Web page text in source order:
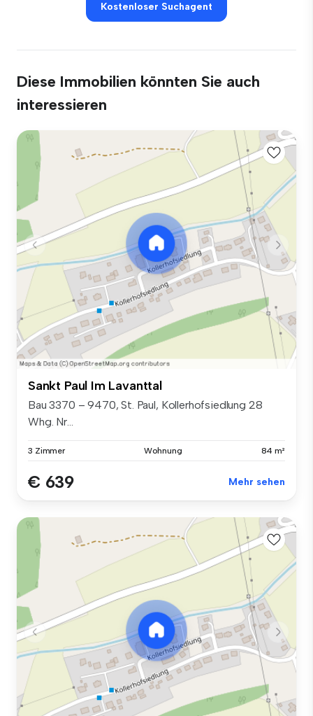
Kostenloser Suchagent
Diese Immobilien könnten Sie auch
interessieren
Sankt Paul Im Lavanttal
Bau 3370 – 9470, St. Paul, Kollerhofsiedlung 28
Whg. Nr...
3 Zimmer Wohnung 84 m²
€ 639 Mehr sehen